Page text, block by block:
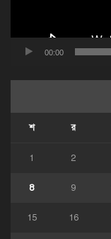
00:00
শ র
1 2
8 9
15 16